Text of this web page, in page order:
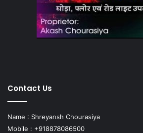
Contact Us
Name : Shreyansh Chourasiya
Mobile : +918878086500